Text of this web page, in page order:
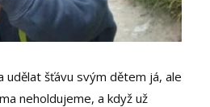
šťávu svým dětem já, ale
neholdujeme, a když už